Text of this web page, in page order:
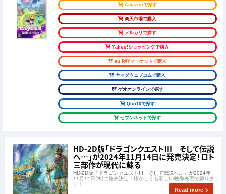
Amazonで探す
楽天市場で購入
メルカリで探す
Yahoo!ショッピングで購入
au PAYマーケットで購入
ヤマダウェブコムで購入
ゲオオンラインで探す
Qoo10で探す
セブンネットで探す
HD-2D版「ドラゴンクエストIII そして伝説
へ…」が2024年11月14日に発売決定！ロト
三部作が現代に蘇る
HD-2D版「ドラゴンクエストIII そして伝説へ…」が2024年
11月14日(木)に発売決定！懐かしくも新しい映像表現で蘇りま
す！
Read more